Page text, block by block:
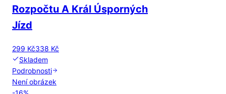
Rozpočtu A Král Úsporných
Jízd
299 Kč338 Kč
Skladem
Podrobnosti
Není obrázek